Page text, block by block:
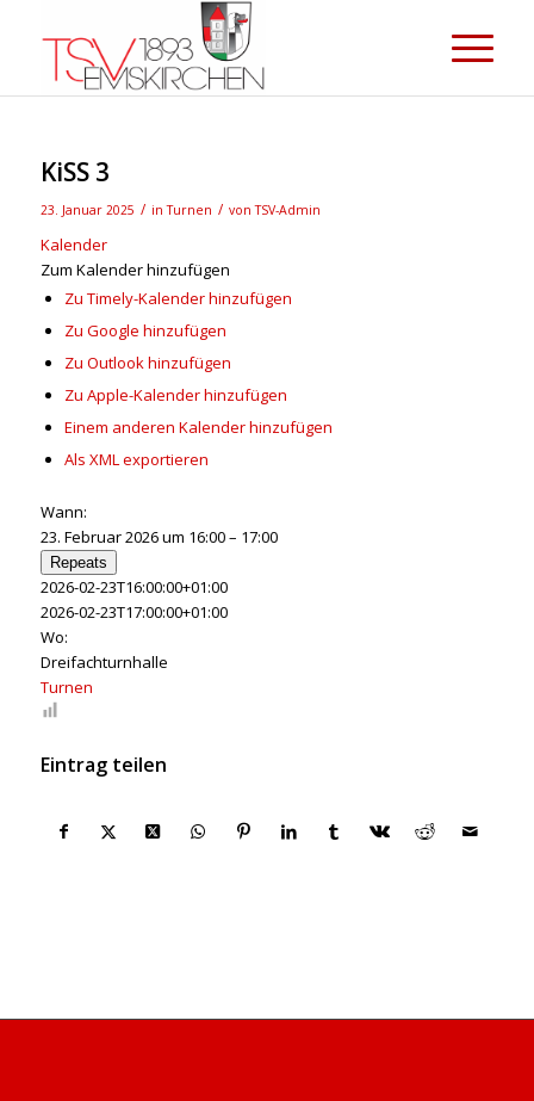
KiSS 3
23. Januar 2025 / inTurnen / vonTSV-Admin
Kalender
Zum Kalender hinzufügen
Zu Timely-Kalender hinzufügen
Zu Google hinzufügen
Zu Outlook hinzufügen
Zu Apple-Kalender hinzufügen
Einem anderen Kalender hinzufügen
Als XML exportieren
Wann:
23. Februar 2026 um 16:00 – 17:00
Repeats
2026-02-23T16:00:00+01:00
2026-02-23T17:00:00+01:00
Wo:
Dreifachturnhalle
Turnen
Eintrag teilen